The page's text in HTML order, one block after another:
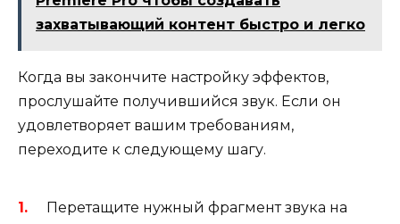
захватывающий контент быстро и легко
Когда вы закончите настройку эффектов,
прослушайте получившийся звук. Если он
удовлетворяет вашим требованиям,
переходите к следующему шагу.
Перетащите нужный фрагмент звука на